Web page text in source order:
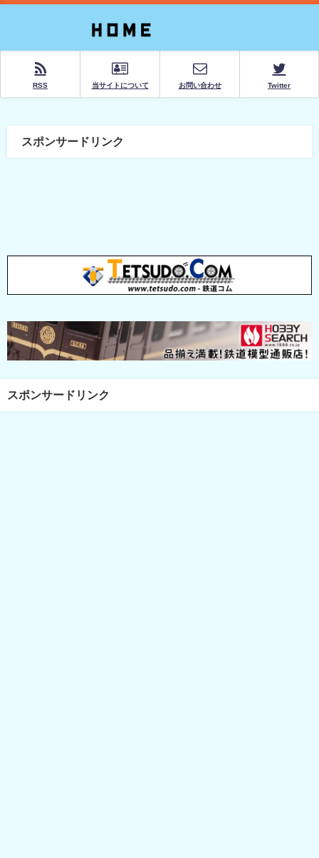
RSS 当サイトについて お問い合わせ Twitter
スポンサードリンク
スポンサードリンク